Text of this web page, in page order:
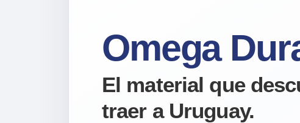
Omega
El material que
traer a Uruguay.